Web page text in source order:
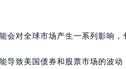
会对全球市场产生一系列影响，
导致美国债券和股票市场的波动